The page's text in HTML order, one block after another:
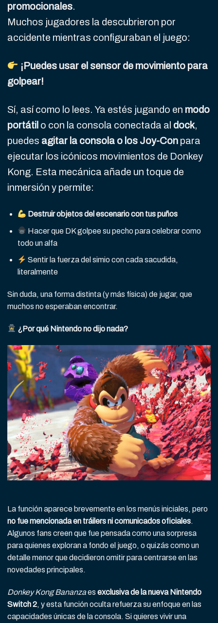
promocionales.
Muchos jugadores la descubrieron por
accidente mientras configuraban el juego:
¡Puedes usar el sensor de movimiento para
golpear!
Sí, así como lo lees. Ya estés jugando en modo
portátil o con la consola conectada al dock,
puedes agitar la consola o los Joy-Con para
ejecutar los icónicos movimientos de Donkey
Kong. Esta mecánica añade un toque de
inmersión y permite:
Destruir objetos del escenario con tus puños
Hacer que DK golpee su pecho para celebrar como
todo un alfa
Sentir la fuerza del simio con cada sacudida,
literalmente
Sin duda, una forma distinta (y más física) de jugar, que
muchos no esperaban encontrar.
¿Por qué Nintendo no dijo nada?
La función aparece brevemente en los menús iniciales, pero
no fue mencionada en tráilers ni comunicados oficiales.
Algunos fans creen que fue pensada como una sorpresa
para quienes exploran a fondo el juego, o quizás como un
detalle menor que decidieron omitir para centrarse en las
novedades principales.
Donkey Kong Bananzaes exclusiva de la nueva Nintendo
Switch 2, y esta función oculta refuerza su enfoque en las
capacidades únicas de la consola. Si quieres vivir una